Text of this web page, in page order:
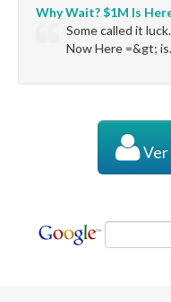
Why Wait? $1M Is
Some called it
Now Here =&gt;
Ver